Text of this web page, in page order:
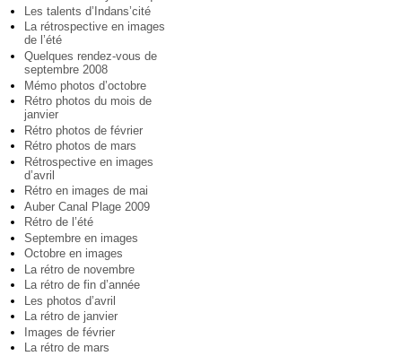
Les talents d’Indans’cité
La rétrospective en images
de l’été
Quelques rendez-vous de
septembre 2008
Mémo photos d’octobre
Rétro photos du mois de
janvier
Rétro photos de février
Rétro photos de mars
Rétrospective en images
d’avril
Rétro en images de mai
Auber Canal Plage 2009
Rétro de l’été
Septembre en images
Octobre en images
La rétro de novembre
La rétro de fin d’année
Les photos d’avril
La rétro de janvier
Images de février
La rétro de mars